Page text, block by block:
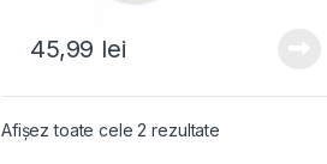
45,99 lei
Afișez toate cele 2 rezultate